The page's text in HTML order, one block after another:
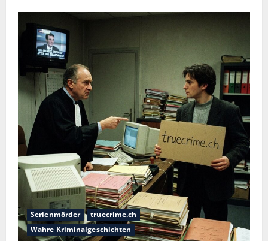
Serienmörder
truecrime.ch
Wahre Kriminalgeschichten